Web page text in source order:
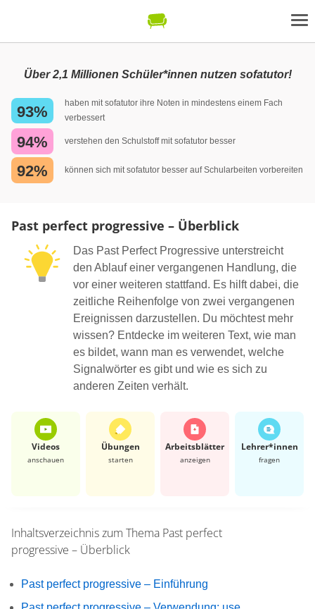
Über 2,1 Millionen Schüler*innen nutzen sofatutor!
93%
haben mit sofatutor ihre Noten in mindestens einem Fach
verbessert
94% verstehen den Schulstoff mit sofatutor besser
92% können sich mit sofatutor besser auf Schularbeiten vorbereiten
Past perfect progressive – Überblick
Das Past Perfect Progressive unterstreicht
den Ablauf einer vergangenen Handlung, die
vor einer weiteren stattfand. Es hilft dabei, die
zeitliche Reihenfolge von zwei vergangenen
Ereignissen darzustellen. Du möchtest mehr
wissen? Entdecke im weiteren Text, wie man
es bildet, wann man es verwendet, welche
Signalwörter es gibt und wie es sich zu
anderen Zeiten verhält.
Videos
anschauen
Übungen
starten
Arbeits­blätter
anzeigen
Lehrer*​innen
fragen
Inhaltsverzeichnis zum Thema Past perfect
progressive – Überblick
Past perfect progressive – Einführung